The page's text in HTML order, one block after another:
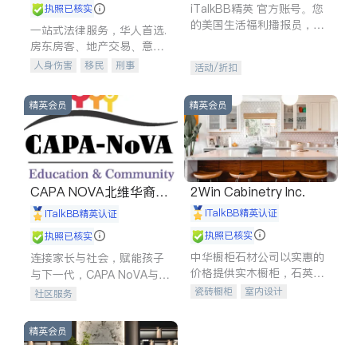
执照已核实
一站式法律服务，华人首选.
房东房客、地产交易、意外
伤害、车祸重伤、商业诉
建筑合同、刑事案件全包办
人身伤害 移民
刑事
信托/遗嘱
商业
索赔
律师-其它 保释
iTalkBB精英 官方账号。您
的美国生活福利播报员，精
专属福利。
活动/折扣
精英会员
CAPA NOVA北维华裔家
长会iTalkBB精英认证
执照已核实
连接家长与社会，赋能孩子
与下一代，CAPA NoVA与您
携手建设包容、公平、充满
社区服务
精英会员
2Win Cabinetry Inc.
iTalkBB精英认证
执照已核实
中华橱柜石材公司以实惠的
价格提供实木橱柜，石英石
台面，多种优质不锈钢水
瓷砖橱柜
室内设计
精英会员